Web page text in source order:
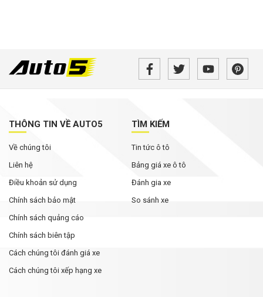
THÔNG TIN VỀ AUTO5
Về chúng tôi
Liên hệ
Điều khoản sử dụng
Chính sách bảo mật
Chính sách quảng cáo
Chính sách biên tập
Cách chúng tôi đánh giá xe
Cách chúng tôi xếp hạng xe
TÌM KIẾM
Tin tức ô tô
Bảng giá xe ô tô
Đánh gia xe
So sánh xe